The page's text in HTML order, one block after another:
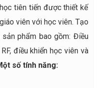
tiên tiến được thiết kế
viên với học viên. Tạo
phẩm bao gồm: Điều
điều khiển học viên và
số tính năng: